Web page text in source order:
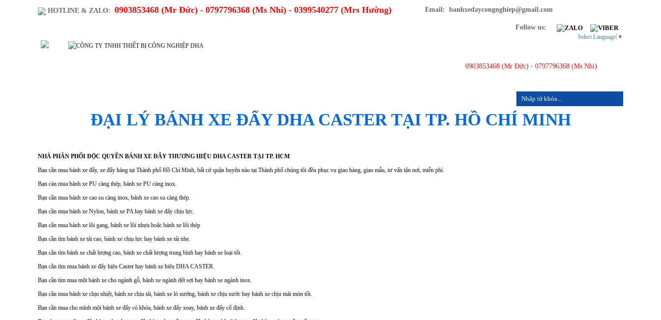
HOTLINE & ZALO: 0903853468 (Mr Đức) - 0797796368 (Ms Nhi) - 0399540277 (Mrs Hường) Email: banhxedaycongnghiep@gmail.com
Follow us:
0903853468 (Mr Đức) - 0797796368 (Ms Nhi)
Select Language ▼
ĐẠI LÝ BÁNH XE ĐẨY DHA CASTER TẠI TP. HỒ CHÍ MINH
NHÀ PHÂN PHỐI ĐỘC QUYỀN BÁNH XE ĐẨY THƯƠNG HIỆU DHA CASTER TẠI TP. HCM
Bạn cần mua bánh xe đẩy, xe đẩy hàng tại Thành phố Hồ Chí Minh, bất cứ quận huyện nào tại Thành phố chúng tôi đều phục vụ giao hàng, giao mẫu, tư vấn tận nơi, miễn phí.
Bạn càn mua bánh xe PU càng thép, bánh xe PU càng inox.
Bạn cần mua bánh xe cao su càng inox, bánh xe cao su càng thép.
Bạn cần mua bánh xe Nylon, bánh xe PA hay bánh xe đẩy chịu lực.
Bạn cần mua bánh xe lõi gang, bánh xe lõi nhựa hoặc bánh xe lõi thép
Bạn cần tìm bánh xe tải cao, bánh xe chịu lực hay bánh xe tải nhẹ.
Bạn cần tìm bánh xe chất lượng cao, bánh xe chất lượng trung bình hay bánh xe loại tốt.
Bạn cần tìm mua bánh xe đẩy hiệu Caster hay bánh xe hiệu DHA CASTER.
Bạn cần tìm mua một bánh xe cho ngành gỗ, bánh xe ngành dệt sợi hay bánh xe ngành inox.
Bạn cần mua bánh xe chịu nhiệt, bánh xe chịu tải, bánh xe lò nướng, bánh xe chịu nước hay bánh xe chịu mài mòn tốt.
Bạn cần mua cho mình một bánh xe đẩy có khóa, bánh xe đẩy xoay, bánh xe đẩy cố định.